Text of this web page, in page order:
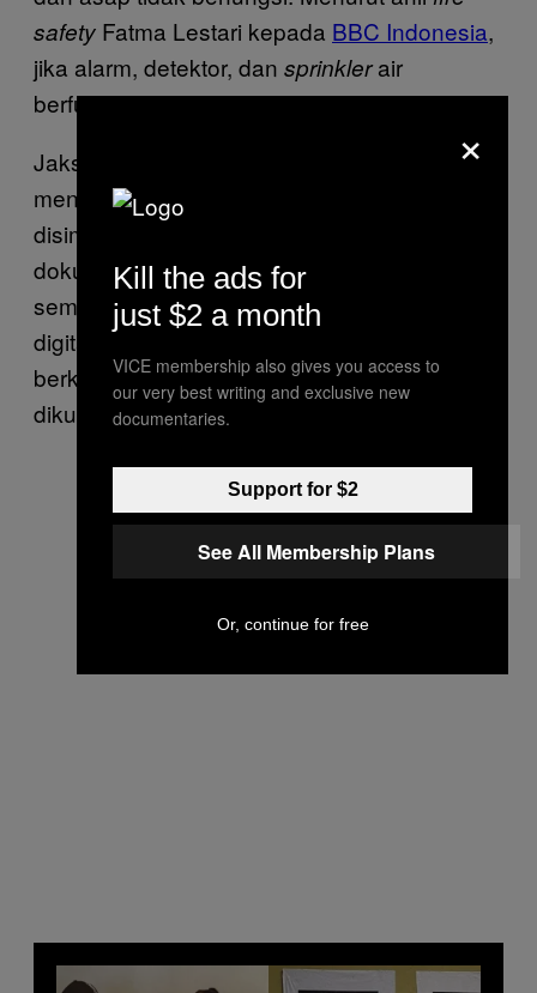
safety Fatma Lestari kepada BBC Indonesia,
jika alarm, detektor, dan sprinklerair
berfungsi, mestinya kebakaran tidak meluas.
Jaksa Agung S.T. Burhanuddin telah
menjanjikan, tidak ada berkas perkara yang
disimpan di gedung tersebut. Sedangkan
dokumen kepegawaian yang terlalap api,
semuanya sudah dicadangkan secara
digital. “Yang utamanya, bahwa berkas-
berkas perkara tidak ada di sini,” ujarnya,
dikutip
Liputan6.
×
Kill the ads for
just $2 a month
VICE membership also gives you access to
our very best writing and exclusive new
documentaries.
Support for $2
See All Membership Plans
Or, continue for free